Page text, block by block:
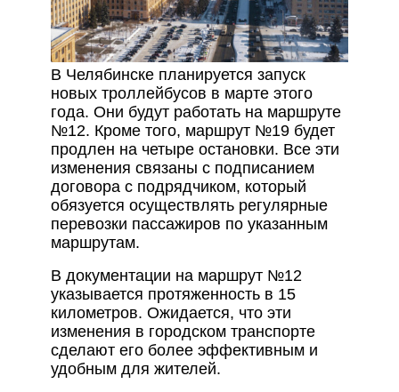
В Челябинске планируется запуск
новых троллейбусов в марте этого
года. Они будут работать на маршруте
№12. Кроме того, маршрут №19 будет
продлен на четыре остановки. Все эти
изменения связаны с подписанием
договора с подрядчиком, который
обязуется осуществлять регулярные
перевозки пассажиров по указанным
маршрутам.
В документации на маршрут №12
указывается протяженность в 15
километров. Ожидается, что эти
изменения в городском транспорте
сделают его более эффективным и
удобным для жителей.